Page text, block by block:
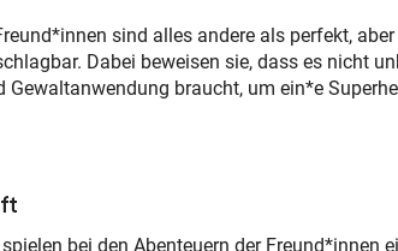
sind alles andere als perfekt, aber
Dabei beweisen sie, dass es nicht
Gewaltanwendung braucht, um ein*e
bei den Abenteuern der Freund*innen